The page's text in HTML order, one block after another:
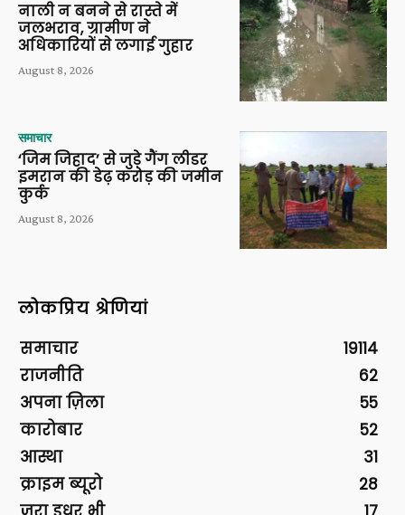
नाली न बनने से रास्ते में
जलभराव, ग्रामीण ने
अधिकारियों से लगाई गुहार
August 8, 2026
समाचार
‘जिम जिहाद’ से जुड़े गैंग लीडर
इमरान की डेढ़ करोड़ की जमीन
कुर्क
August 8, 2026
लोकप्रिय श्रेणियां
समाचार
19114
राजनीति
62
अपना ज़िला
55
कारोबार
52
आस्था
31
क्राइम ब्यूरो
28